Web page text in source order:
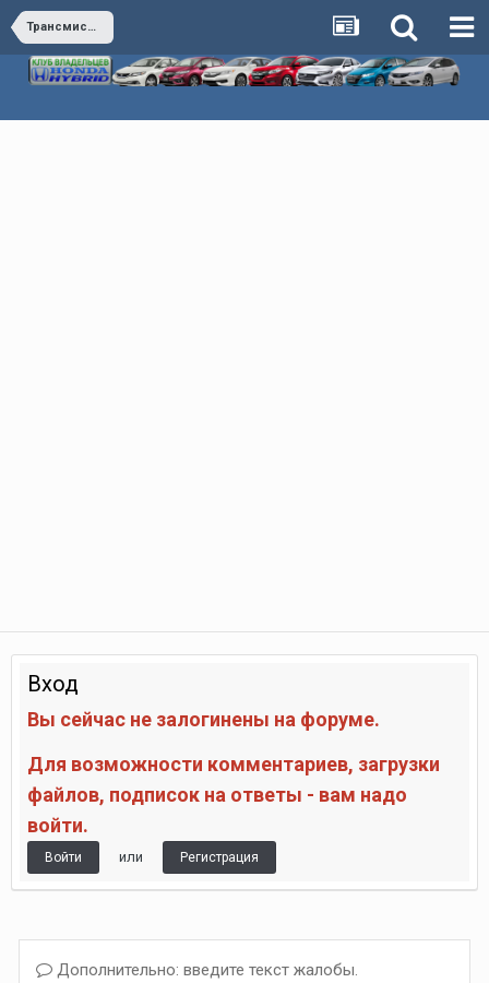
Трансмиссия
Вход
Вы сейчас не залогинены на форуме.
Для возможности комментариев, загрузки
файлов, подписок на ответы - вам надо
войти.
Войти или Регистрация
Дополнительно: введите текст жалобы.